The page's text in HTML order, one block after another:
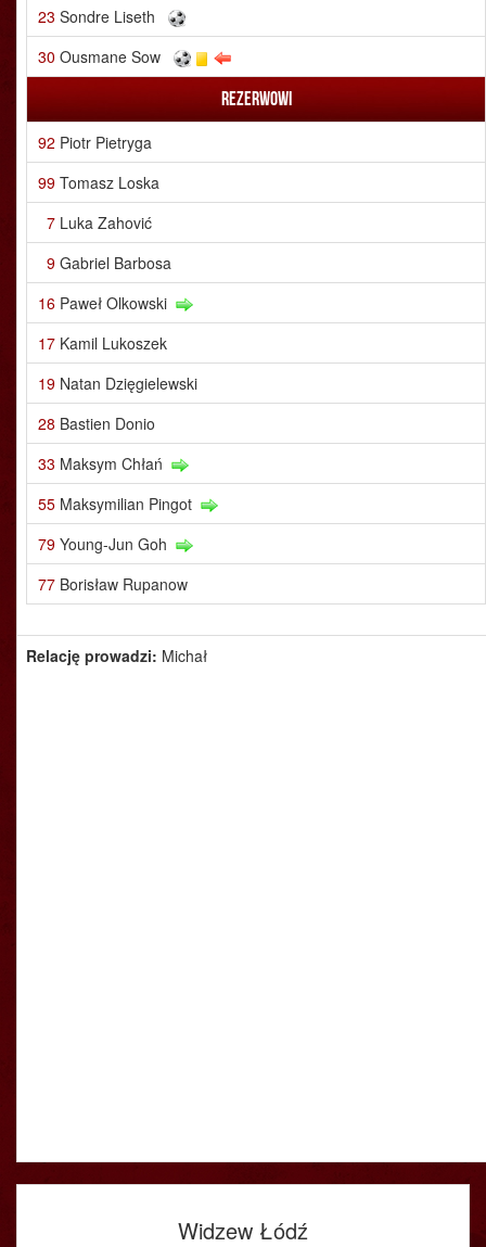
23 Sondre Liseth
30 Ousmane Sow
Rezerwowi
92 Piotr Pietryga
99 Tomasz Loska
7 Luka Zahović
9 Gabriel Barbosa
16 Paweł Olkowski
17 Kamil Lukoszek
19 Natan Dzięgielewski
28 Bastien Donio
33 Maksym Chłań
55 Maksymilian Pingot
79 Young-Jun Goh
77 Borisław Rupanow
Relację prowadzi: Michał
Widzew Łódź